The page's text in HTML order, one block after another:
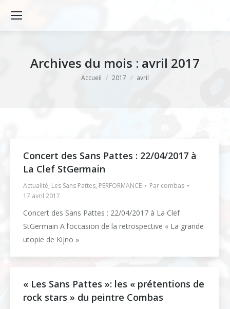
Archives du mois : avril 2017
Vous êtes ici :
Accueil 2017 avril
Concert des Sans Pattes : 22/04/2017 à
La Clef StGermain
Actualité, Les Sans Pattes, PERFORMANCE Par combas
17 avril 2017
Concert des Sans Pattes : 22/04/2017 à La Clef
StGermain A l’occasion de la retrospective « La grande
utopie de Kijno »
« Les Sans Pattes »: les « prétentions de
rock stars » du peintre Combas